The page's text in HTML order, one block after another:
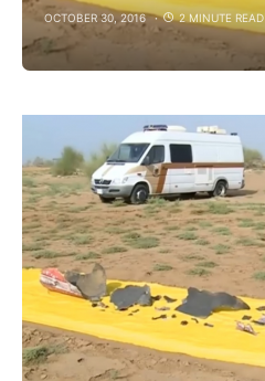
OCTOBER 30, 2016 2 MINUTE READ